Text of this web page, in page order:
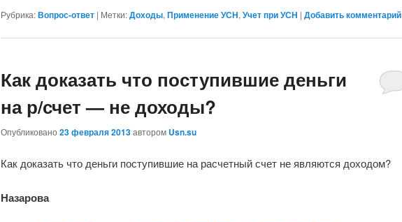
Рубрика:Вопрос-ответ | Метки:Доходы, Применение УСН, Учет при УСН | Добавить комментарий
Как доказать что поступившие деньги
на р/счет — не доходы?
Опубликовано 23 февраля 2013автором Usn.su
Как доказать что деньги поступившие на расчетный счет не являются доходом?
Назарова